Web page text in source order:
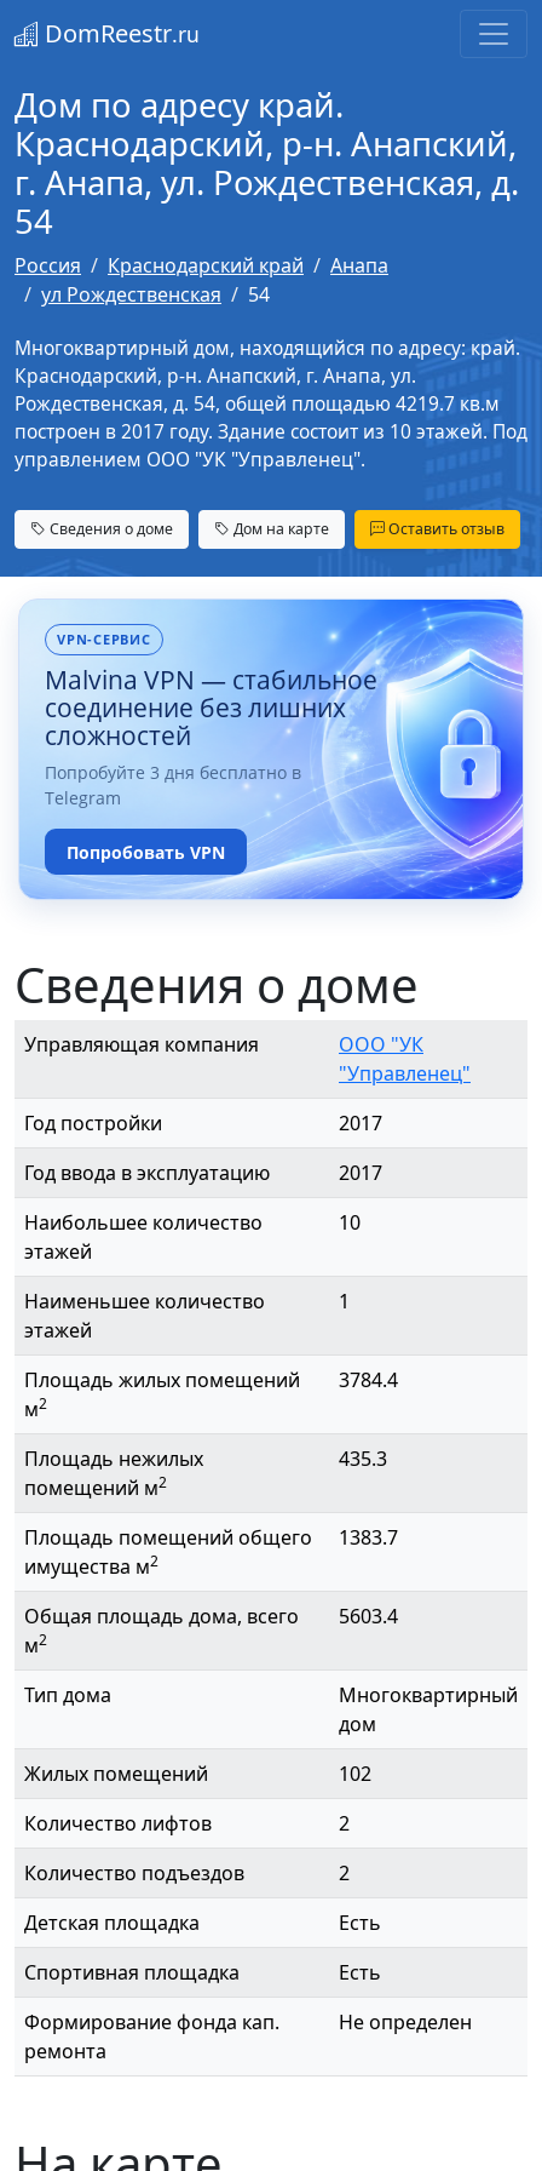
DomReestr.ru
Дом по адресу край.
Краснодарский, р-н. Анапский,
г. Анапа, ул. Рождественская, д.
54
Россия Краснодарский край
Анапа
ул Рождественская
54
Многоквартирный дом, находящийся по адресу: край.
Краснодарский, р-н. Анапский, г. Анапа, ул.
Рождественская, д. 54, общей площадью 4219.7 кв.м
построен в 2017 году. Здание состоит из 10 этажей. Под
управлением ООО "УК "Управленец".
Сведения о доме Дом на карте Оставить отзыв
VPN-СЕРВИС
Malvina VPN — стабильное
соединение без лишних
сложностей
Попробуйте 3 дня бесплатно в
Telegram
Попробовать VPN
Сведения о доме
Управляющая компания
ООО "УК
"Управленец"
Год постройки
2017
Год ввода в эксплуатацию
2017
Наибольшее количество
этажей
10
Наименьшее количество
этажей
1
Площадь жилых помещений
м2
3784.4
Площадь нежилых
помещений м2
435.3
Площадь помещений общего
имущества м2
1383.7
Общая площадь дома, всего
м2
5603.4
Тип дома
Многоквартирный
дом
Жилых помещений
102
Количество лифтов
2
Количество подъездов
2
Детская площадка
Есть
Спортивная площадка
Есть
Формирование фонда кап.
ремонта
Не определен